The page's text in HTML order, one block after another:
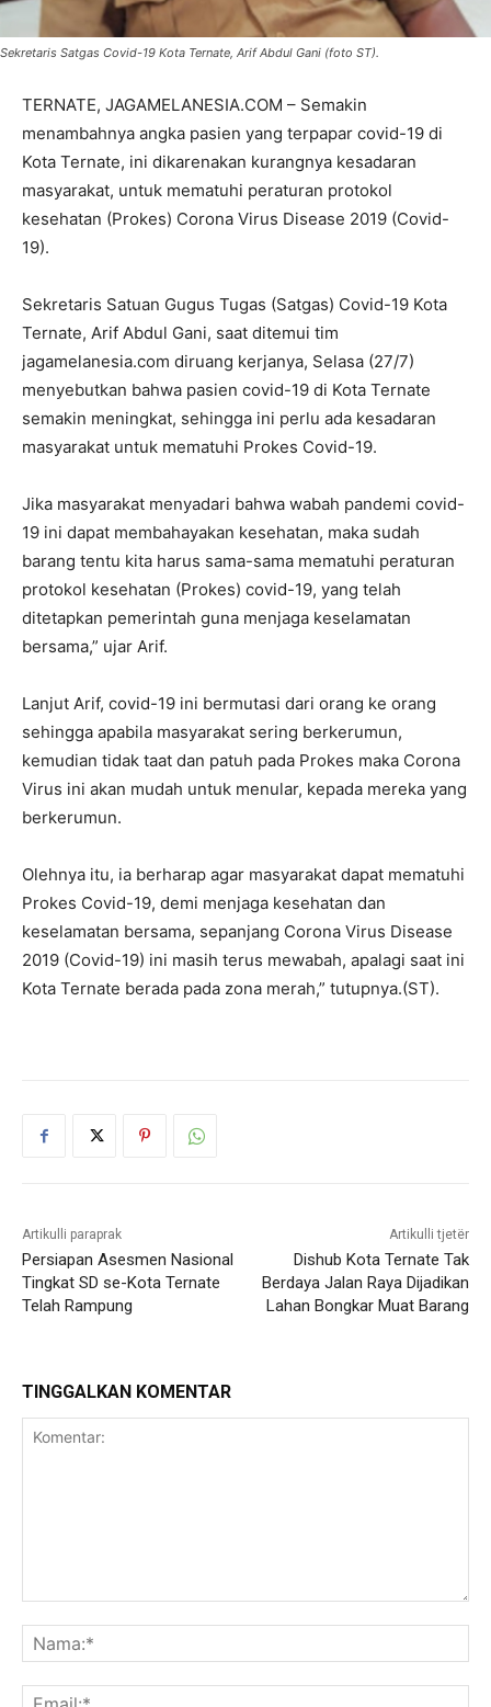
Sekretaris Satgas Covid-19 Kota Ternate, Arif Abdul Gani (foto ST).
TERNATE, JAGAMELANESIA.COM – Semakin
menambahnya angka pasien yang terpapar covid-19 di
Kota Ternate, ini dikarenakan kurangnya kesadaran
masyarakat, untuk mematuhi peraturan protokol
kesehatan (Prokes) Corona Virus Disease 2019 (Covid-
19).
Sekretaris Satuan Gugus Tugas (Satgas) Covid-19 Kota
Ternate, Arif Abdul Gani, saat ditemui tim
jagamelanesia.com diruang kerjanya, Selasa (27/7)
menyebutkan bahwa pasien covid-19 di Kota Ternate
semakin meningkat, sehingga ini perlu ada kesadaran
masyarakat untuk mematuhi Prokes Covid-19.
Jika masyarakat menyadari bahwa wabah pandemi covid-
19 ini dapat membahayakan kesehatan, maka sudah
barang tentu kita harus sama-sama mematuhi peraturan
protokol kesehatan (Prokes) covid-19, yang telah
ditetapkan pemerintah guna menjaga keselamatan
bersama,” ujar Arif.
Lanjut Arif, covid-19 ini bermutasi dari orang ke orang
sehingga apabila masyarakat sering berkerumun,
kemudian tidak taat dan patuh pada Prokes maka Corona
Virus ini akan mudah untuk menular, kepada mereka yang
berkerumun.
Olehnya itu, ia berharap agar masyarakat dapat mematuhi
Prokes Covid-19, demi menjaga kesehatan dan
keselamatan bersama, sepanjang Corona Virus Disease
2019 (Covid-19) ini masih terus mewabah, apalagi saat ini
Kota Ternate berada pada zona merah,” tutupnya.(ST).
Artikulli paraprak
Persiapan Asesmen Nasional
Tingkat SD se-Kota Ternate
Telah Rampung
Artikulli tjetër
Dishub Kota Ternate Tak
Berdaya Jalan Raya Dijadikan
Lahan Bongkar Muat Barang
TINGGALKAN KOMENTAR